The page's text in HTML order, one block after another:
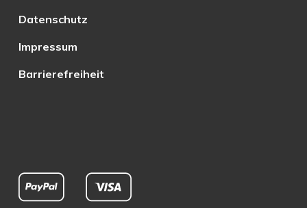
Datenschutz
Impressum
Barrierefreiheit